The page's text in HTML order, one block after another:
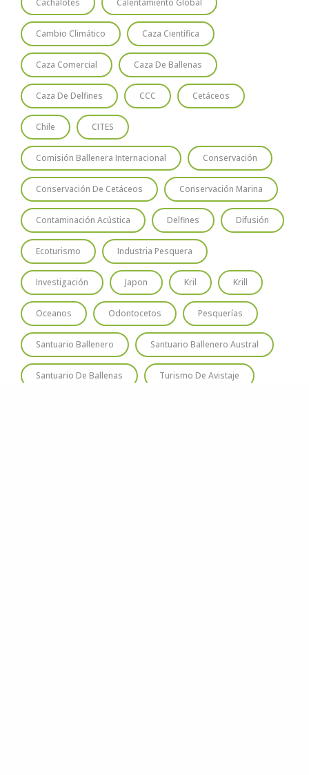
Cachalotes Calentamiento Global
Cambio Climático Caza Científica
Caza Comercial Caza De Ballenas
Caza De Delfines CCC Cetáceos
Chile CITES
Comisión Ballenera Internacional Conservación
Conservación De Cetáceos Conservación Marina
Contaminación Acústica Delfines Difusión
Ecoturismo Industria Pesquera
Investigación Japon Kril Krill
Oceanos Odontocetos Pesquerías
Santuario Ballenero Santuario Ballenero Austral
Santuario De Ballenas Turismo De Avistaje